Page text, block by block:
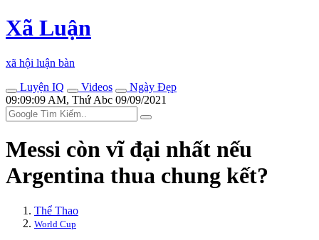
Xã Luận
xã hội luận bàn
Luyện IQ
Videos
Ngày Đẹp
09:09:09 AM, Thứ Abc 09/09/2021
Messi còn vĩ đại nhất nếu
Argentina thua chung kết?
Thể Thao
World Cup